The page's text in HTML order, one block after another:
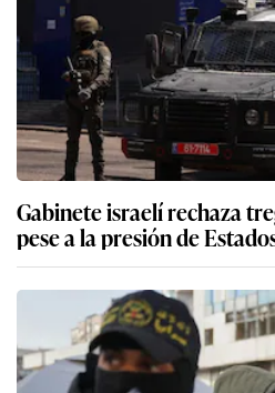
Gabinete israelí rechaza
pese a la presión de